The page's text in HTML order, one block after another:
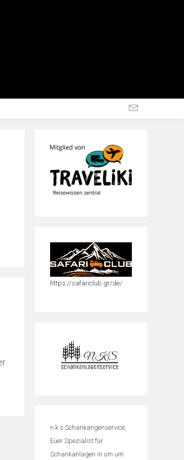
https://safariclub.gr/de/
n.k.s Schankangenservice,
Euer Spezialist für
Schankanlagen in um um